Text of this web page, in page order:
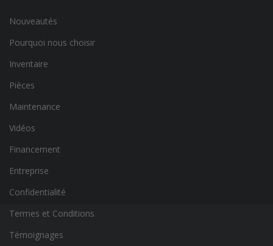
Nouveautés
Pourquoi nous choisir
Inventaire
Pièces
Maintenance
Vidéos
Financement
Entreprise
Confidentialité
Termes et Conditions
Témoignages